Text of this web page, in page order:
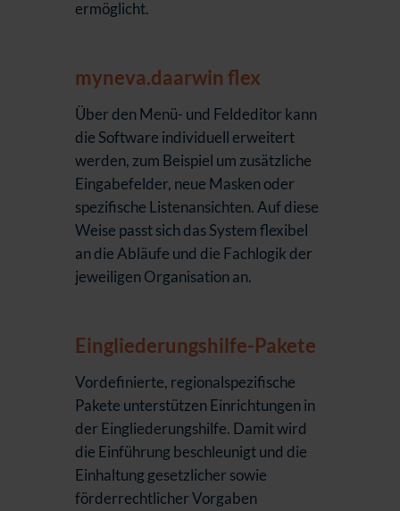
ermöglicht.
myneva.daarwin flex
Über den Menü- und Feldeditor kann
die Software individuell erweitert
werden, zum Beispiel um zusätzliche
Eingabefelder, neue Masken oder
spezifische Listenansichten. Auf diese
Weise passt sich das System flexibel
an die Abläufe und die Fachlogik der
jeweiligen Organisation an.
Eingliederungshilfe-Pakete
Vordefinierte, regionalspezifische
Pakete unterstützen Einrichtungen in
der Eingliederungshilfe. Damit wird
die Einführung beschleunigt und die
Einhaltung gesetzlicher sowie
förderrechtlicher Vorgaben